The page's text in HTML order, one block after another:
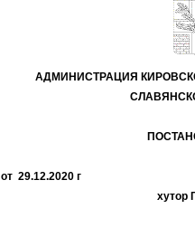
АДМИНИСТРАЦИЯ
от
хутор